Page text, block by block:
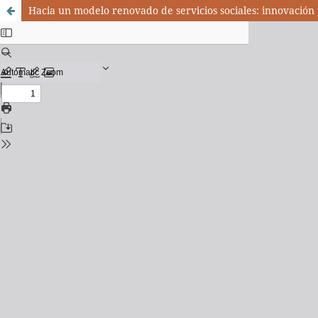
Hacia un modelo renovado de servicios sociales: